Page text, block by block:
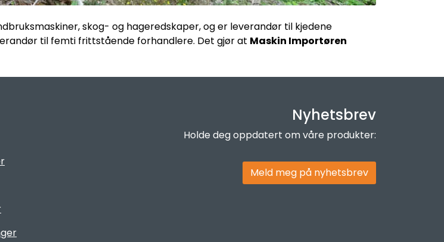
skog- og hageredskaper, og er leverandør til kjedene
til femti frittstående forhandlere. Det gjør at Maskin Importøren
Nyhetsbrev
Holde deg oppdatert om våre produkter:
Meld meg på nyhetsbrev